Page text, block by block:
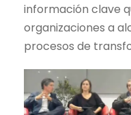
información clave
organizaciones a
procesos de